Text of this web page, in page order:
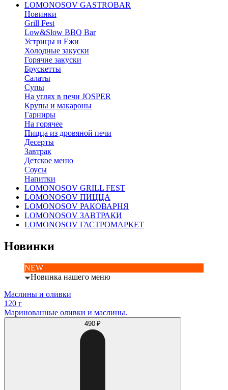
LOMONOSOV GASTROBAR
Новинки
Grill Fest
Low&Slow BBQ Bar
Устрицы и Ежи
Холодные закуски
Горячие закуски
Брускетты
Салаты
Супы
На углях в печи JOSPER
Крупы и макароны
Гарниры
На горячее
Пицца из дровяной печи
Десерты
Завтрак
Детское меню
Соусы
Напитки
LOMONOSOV GRILL FEST
LOMONOSOV ПИЦЦА
LOMONOSOV РАКОВАРНЯ
LOMONOSOV ЗАВТРАКИ
LOMONOSOV ГАСТРОМАРКЕТ
Новинки
NEW
Новинка нашего меню
Маслины и оливки
120 г
Маринованные оливки и маслины.
490 ₽